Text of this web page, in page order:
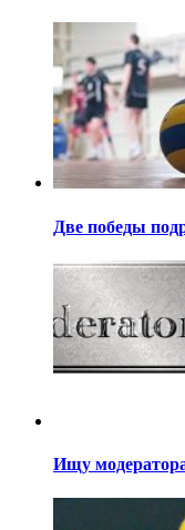
Две победы
Ищу